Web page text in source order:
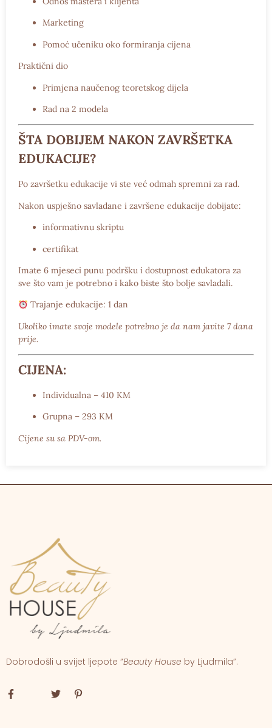
Marketing
Pomoć učeniku oko formiranja cijena
Praktični dio
Primjena naučenog teoretskog dijela
Rad na 2 modela
ŠTA DOBIJEM NAKON ZAVRŠETKA
EDUKACIJE?
Po završetku edukacije vi ste već odmah spremni za rad.
Nakon uspješno savladane i završene edukacije dobijate:
informativnu skriptu
certifikat
Imate 6 mjeseci punu podršku i dostupnost edukatora za
sve što vam je potrebno i kako biste što bolje savladali.
Trajanje edukacije: 1 dan
Ukoliko imate svoje modele potrebno je da nam javite 7 dana
prije.
CIJENA:
Individualna – 410 KM
Grupna – 293 KM
Cijene su sa PDV-om.
Dobrodošli u svijet ljepote “Beauty House by Ljudmila”.